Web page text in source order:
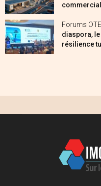
Forums
diaspora,
résilience